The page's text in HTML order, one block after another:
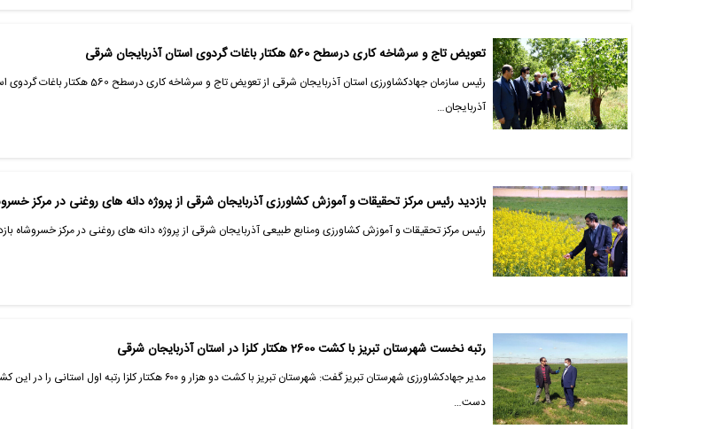
تعویض تاج و سرشاخه کاری درسطح 560 هکتار باغات گردوی استان آذربایجان شرقی
رئیس سازمان جهادکشاورزی استان آذربایجان شرقی از تعویض تاج و سرشاخه کاری درسطح 560
آذربایجان…
بازدید رئیس مرکز تحقیقات و آموزش کشاورزی آذربایجان شرقی از پروژه دانه های روغنی در مرکز خسروشاه
رئیس مرکز تحقیقات و آموزش کشاورزی ومنابع طبیعی آذربایجان شرقی از پروژه دانه های روغنی در مرکز خسروشاه
رتبه نخست شهرستان تبریز با کشت 2600 هکتار کلزا در استان آذربایجان شرقی
مدیر جهادکشاورزی شهرستان تبریز گفت: شهرستان تبریز با کشت دو هزار و ۶۰۰ هکتار کلزا رتبه اول
دست…